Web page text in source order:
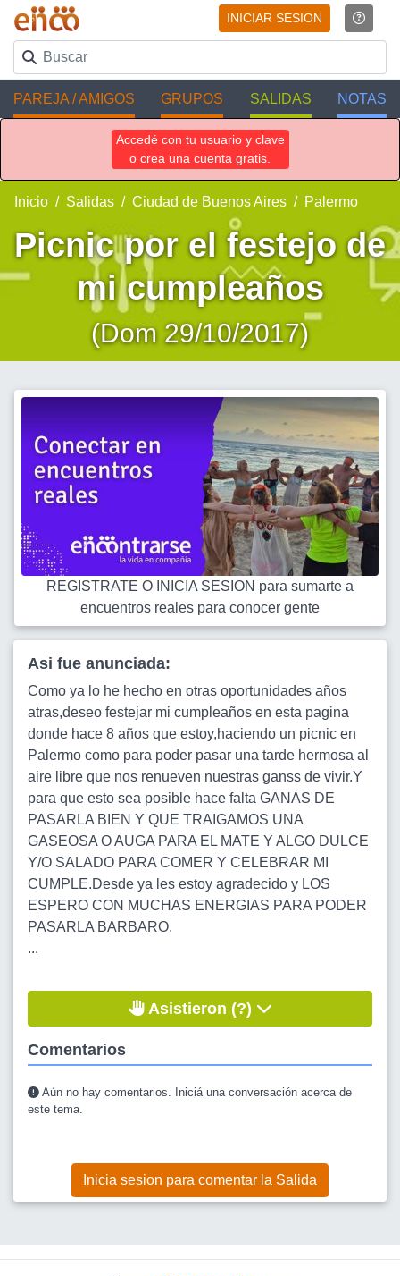
INICIAR SESION
PAREJA / AMIGOS GRUPOS SALIDAS NOTAS
Accedé con tu usuario y clave
o crea una cuenta gratis.
Inicio Salidas Ciudad de Buenos Aires Palermo
Picnic por el festejo de
mi cumpleaños
(Dom 29/10/2017)
REGISTRATE O INICIA SESION para sumarte a
encuentros reales para conocer gente
Asi fue anunciada:
Como ya lo he hecho en otras oportunidades años
atras,deseo festejar mi cumpleaños en esta pagina
donde hace 8 años que estoy,haciendo un picnic en
Palermo como para poder pasar una tarde hermosa al
aire libre que nos renueven nuestras ganss de vivir.Y
para que esto sea posible hace falta GANAS DE
PASARLA BIEN Y QUE TRAIGAMOS UNA
GASEOSA O AUGA PARA EL MATE Y ALGO DULCE
Y/O SALADO PARA COMER Y CELEBRAR MI
CUMPLE.Desde ya les estoy agradecido y LOS
ESPERO CON MUCHAS ENERGIAS PARA PODER
PASARLA BARBARO.
...
Asistieron (?)
Comentarios
Aún no hay comentarios. Iniciá una conversación acerca de
este tema.
Inicia sesion para comentar la Salida